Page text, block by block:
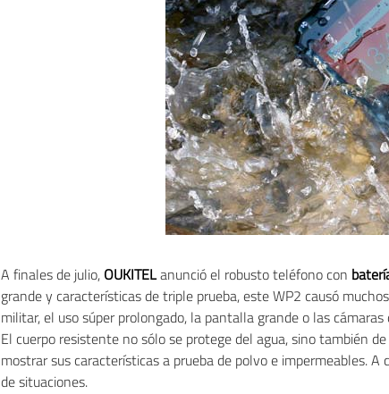
A finales de julio, OUKITELanunció el robusto teléfono con
grande y características de triple prueba, este WP2 causó
militar, el uso súper prolongado, la pantalla grande o las
El cuerpo resistente no sólo se protege del agua, sino también
mostrar sus características a prueba de polvo e impermeables.
de situaciones.